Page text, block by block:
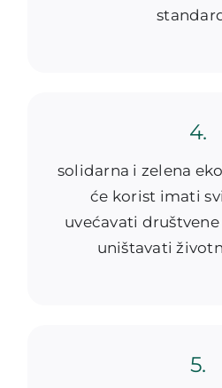
4.
solidarna i zelena
će korist imati
uvećavati
uništavati
5.